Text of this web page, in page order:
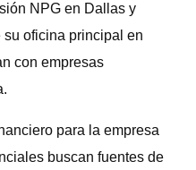
NPG en Dallas y
oficina principal en
con empresas
para la empresa
buscan fuentes de